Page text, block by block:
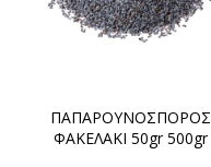
ΠΑΠΑΡΟΥΝΟΣΠΟΡΟΣ
ΦΑΚΕΛΑΚΙ 50gr 500gr